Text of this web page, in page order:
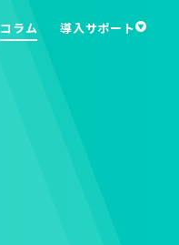
コラム 導入サポート